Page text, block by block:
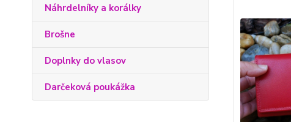
Náhrdelníky a korálky
Brošne
Doplnky do vlasov
Darčeková poukážka